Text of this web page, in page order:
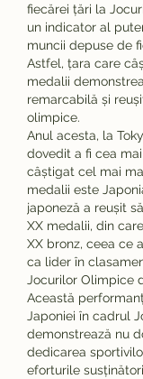
fiecărei țări la
un indicator al
muncii depuse de
Astfel, țara care
medalii
remarcabilă și
olimpice.
Anul acesta, la
dovedit a fi cea
câștigat cel mai
medalii este
japoneză a reușit
XX medalii, din
XX bronz, ceea ce
ca lider în
Jocurilor Olimpice
Această
Japoniei în cadrul
demonstrează nu
dedicarea
eforturile